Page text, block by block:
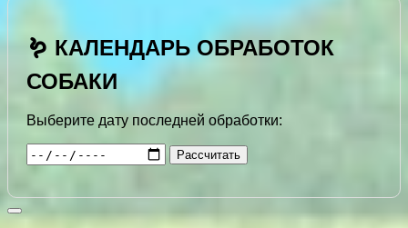
🪱 КАЛЕНДАРЬ ОБРАБОТОК
СОБАКИ
Выберите дату последней обработки:
Рассчитать